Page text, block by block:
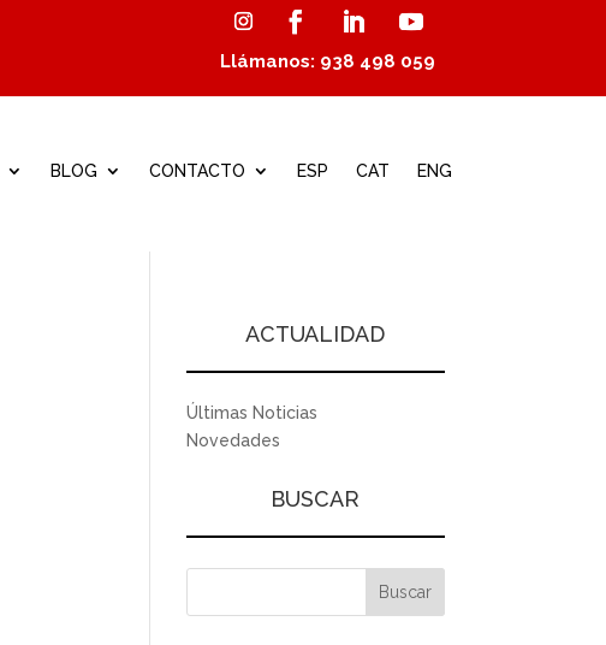
Llámanos: 938 498 059
BLOG CONTACTO ESP CAT ENG
ACTUALIDAD
Últimas Noticias
Novedades
BUSCAR